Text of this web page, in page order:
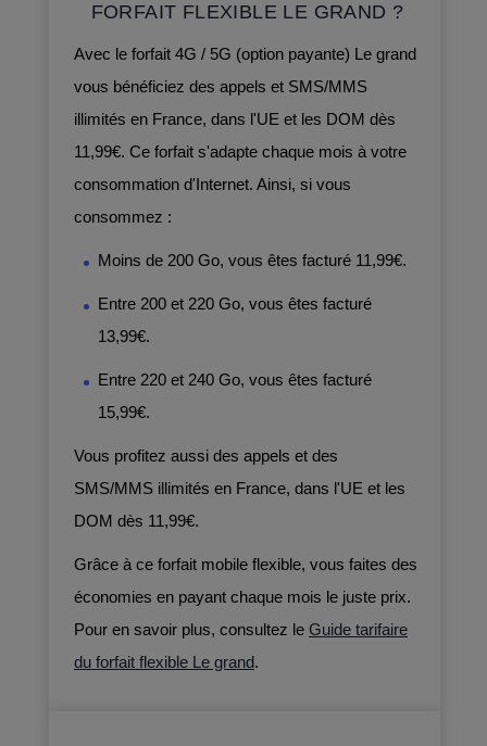
FORFAIT FLEXIBLE LE GRAND ?
Avec le forfait 4G / 5G (option payante) Le grand
vous bénéficiez des appels et SMS/MMS
illimités en France, dans l'UE et les DOM dès
11,99€. Ce forfait s'adapte chaque mois à votre
consommation d'Internet. Ainsi, si vous
consommez :
Moins de 200 Go, vous êtes facturé 11,99€.
Entre 200 et 220 Go, vous êtes facturé
13,99€.
Entre 220 et 240 Go, vous êtes facturé
15,99€.
Vous profitez aussi des appels et des
SMS/MMS illimités en France, dans l'UE et les
DOM dès 11,99€.
Grâce à ce forfait mobile flexible, vous faites des
économies en payant chaque mois le juste prix.
Pour en savoir plus, consultez le Guide tarifaire
du forfait flexible Le grand.